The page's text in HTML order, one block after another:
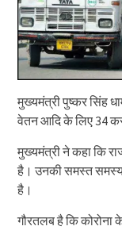
मुख्यमंत्री पुष्कर सिंह
वेतन आदि के लिए 34
मुख्यमंत्री ने कहा कि
है। उनकी समस्त
है।
गौरतलब है कि कोरोना